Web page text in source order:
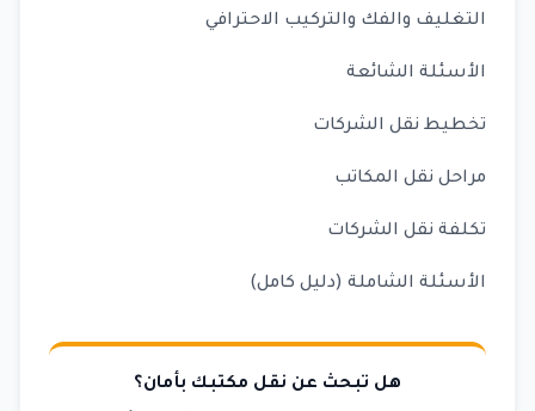
التغليف والفك والتركيب الاحترافي
الأسئلة الشائعة
تخطيط نقل الشركات
مراحل نقل المكاتب
تكلفة نقل الشركات
الأسئلة الشاملة (دليل كامل)
هل تبحث عن نقل مكتبك بأمان؟